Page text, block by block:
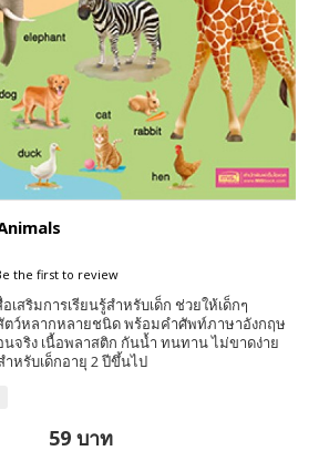
the first to review
เสริมการเรียนรู้สำหรับเด็ก ช่วยให้เด็กๆ
ตว์หลากหลายชนิด พร้อมคำศัพท์ภาษาอังกฤษ
จริง เนื้อพลาสติก กันน้ำ ทนทาน ไม่ขาดง่าย
ำหรับเด็กอายุ 2 ปีขึ้นไป
59 บาท